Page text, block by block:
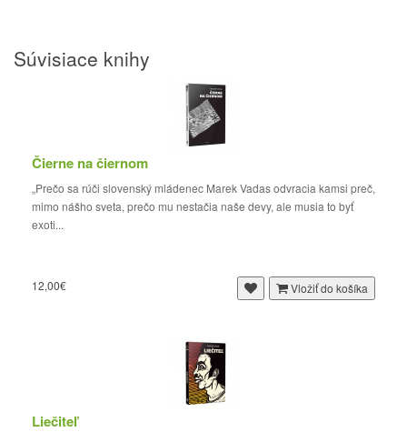
Súvisiace knihy
Čierne na čiernom
„Prečo sa rúči slovenský mládenec Marek Vadas odvracia kamsi preč,
mimo nášho sveta, prečo mu nestačia naše devy, ale musia to byť
exoti...
12,00€ Vložiť do košíka
Liečiteľ